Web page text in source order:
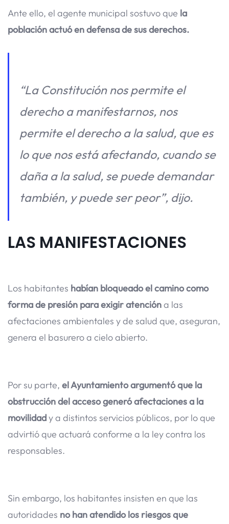
Ante ello, el agente municipal sostuvo que la
población actuó en defensa de sus derechos.
“La Constitución nos permite el
derecho a manifestarnos, nos
permite el derecho a la salud, que es
lo que nos está afectando, cuando se
daña a la salud, se puede demandar
también, y puede ser peor”, dijo.
LAS MANIFESTACIONES
Los habitantes habían bloqueado el camino como
forma de presión para exigir atencióna las
afectaciones ambientales y de salud que, aseguran,
genera el basurero a cielo abierto.
Por su parte, el Ayuntamiento argumentó que la
obstrucción del acceso generó afectaciones a la
movilidady a distintos servicios públicos, por lo que
advirtió que actuará conforme a la ley contra los
responsables.
Sin embargo, los habitantes insisten en que las
autoridades no han atendido los riesgos que